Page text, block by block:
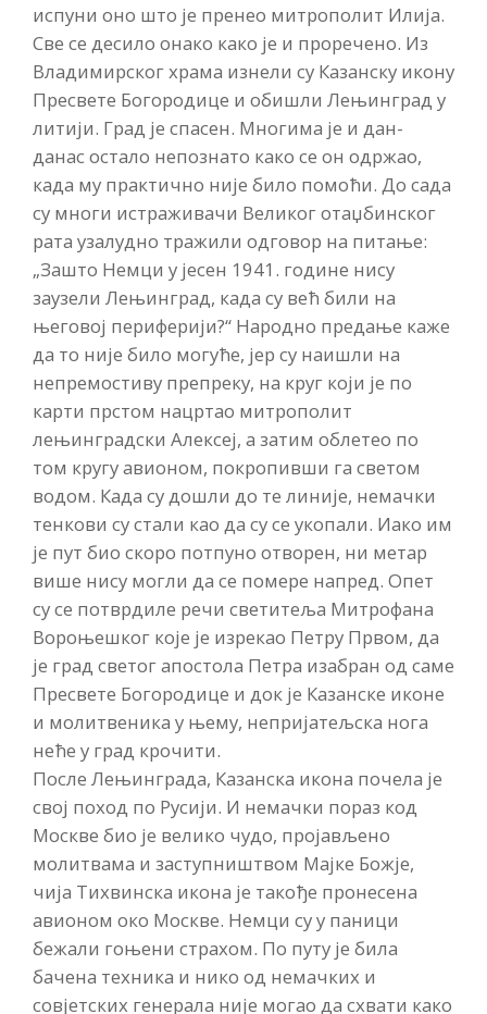
испуни оно што је пренео митрополит Илија.
Све се десило онако како је и проречено. Из
Владимирског храма изнели су Казанску икону
Пресвете Богородице и обишли Лењинград у
литији. Град је спасен. Многима је и дан-
данас остало непознато како се он одржао,
када му практично није било помоћи. До сада
су многи истраживачи Великог отаџбинског
рата узалудно тражили одговор на питање:
„Зашто Немци у јесен 1941. године нису
заузели Лењинград, када су већ били на
његовој периферији?“ Народно предање каже
да то није било могуће, јер су наишли на
непремостиву препреку, на круг који је по
карти прстом нацртао митрополит
лењинградски Алексеј, а затим облетео по
том кругу авионом, покропивши га светом
водом. Када су дошли до те линије, немачки
тенкови су стали као да су се укопали. Иако им
је пут био скоро потпуно отворен, ни метар
више нису могли да се помере напред. Опет
су се потврдиле речи светитеља Митрофана
Вороњешког које је изрекао Петру Првом, да
је град светог апостола Петра изабран од саме
Пресвете Богородице и док је Казанске иконе
и молитвеника у њему, непријатељска нога
неће у град крочити.
После Лењинграда, Казанска икона почела је
свој поход по Русији. И немачки пораз код
Москве био је велико чудо, пројављено
молитвама и заступништвом Мајке Божје,
чија Тихвинска икона је такође пронесена
авионом око Москве. Немци су у паници
бежали гоњени страхом. По путу је била
бачена техника и нико од немачких и
совјетских генерала није могао да схвати како